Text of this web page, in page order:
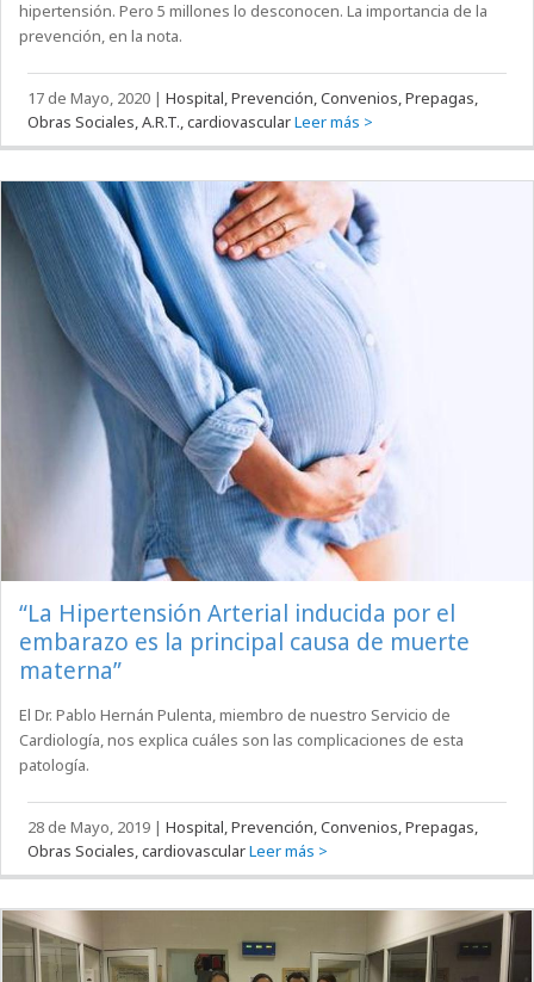
hipertensión. Pero 5 millones lo desconocen. La importancia de la
prevención, en la nota.
17 de Mayo, 2020 |Hospital, Prevención, Convenios, Prepagas,
Obras Sociales, A.R.T., cardiovascularLeer más >
“La Hipertensión Arterial inducida por el
embarazo es la principal causa de muerte
materna”
El Dr. Pablo Hernán Pulenta, miembro de nuestro Servicio de
Cardiología, nos explica cuáles son las complicaciones de esta
patología.
28 de Mayo, 2019 |Hospital, Prevención, Convenios, Prepagas,
Obras Sociales, cardiovascularLeer más >